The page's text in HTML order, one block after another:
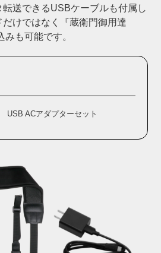
送できるUSBケーブルも付属し
けではなく『蔵衛門御用達
も可能です。
USB ACアダプターセット